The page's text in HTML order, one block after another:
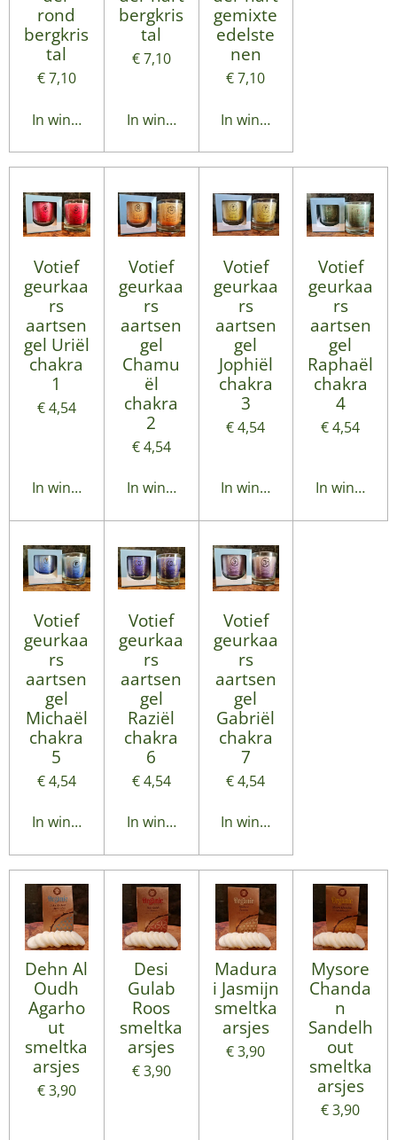
rond
bergkris
tal
€ 7,10
In winkelwagen
bergkris
tal
€ 7,10
In winkelwagen
gemixte
edelste
nen
€ 7,10
In winkelwagen
Votief
geurkaa
rs
aartsen
gel Uriël
chakra
1
€ 4,54
In winkelwagen
Votief
geurkaa
rs
aartsen
gel
Chamu
ël
chakra
2
€ 4,54
In winkelwagen
Votief
geurkaa
rs
aartsen
gel
Jophiël
chakra
3
€ 4,54
In winkelwagen
Votief
geurkaa
rs
aartsen
gel
Raphaël
chakra
4
€ 4,54
In
Votief
geurkaa
rs
aartsen
gel
Michaël
chakra
5
€ 4,54
In winkelwagen
Votief
geurkaa
rs
aartsen
gel
Raziël
chakra
6
€ 4,54
In winkelwagen
Votief
geurkaa
rs
aartsen
gel
Gabriël
chakra
7
€ 4,54
In winkelwagen
Dehn Al
Oudh
Agarho
ut
smeltka
arsjes
€ 3,90
Desi
Gulab
Roos
smeltka
arsjes
€ 3,90
Madura
i Jasmijn
smeltka
arsjes
€ 3,90
Mysore
Chanda
n
Sandelh
out
smeltka
arsjes
€ 3,90